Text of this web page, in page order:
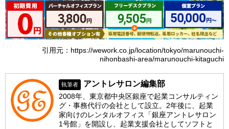
引用元：https://wework.co.jp/location/tokyo/marunouchi-
nihonbashi-area/marunouchi-kitaguchi
執筆者 アントレサロン編集部
2008年、東京都中央区銀座で起業コンサルティン
グ・事務代行の会社として設立。2年後に、起業
家向けのレンタルオフィス「銀座アントレサロン
1号館」を開設し、起業支援会社としてソフトと